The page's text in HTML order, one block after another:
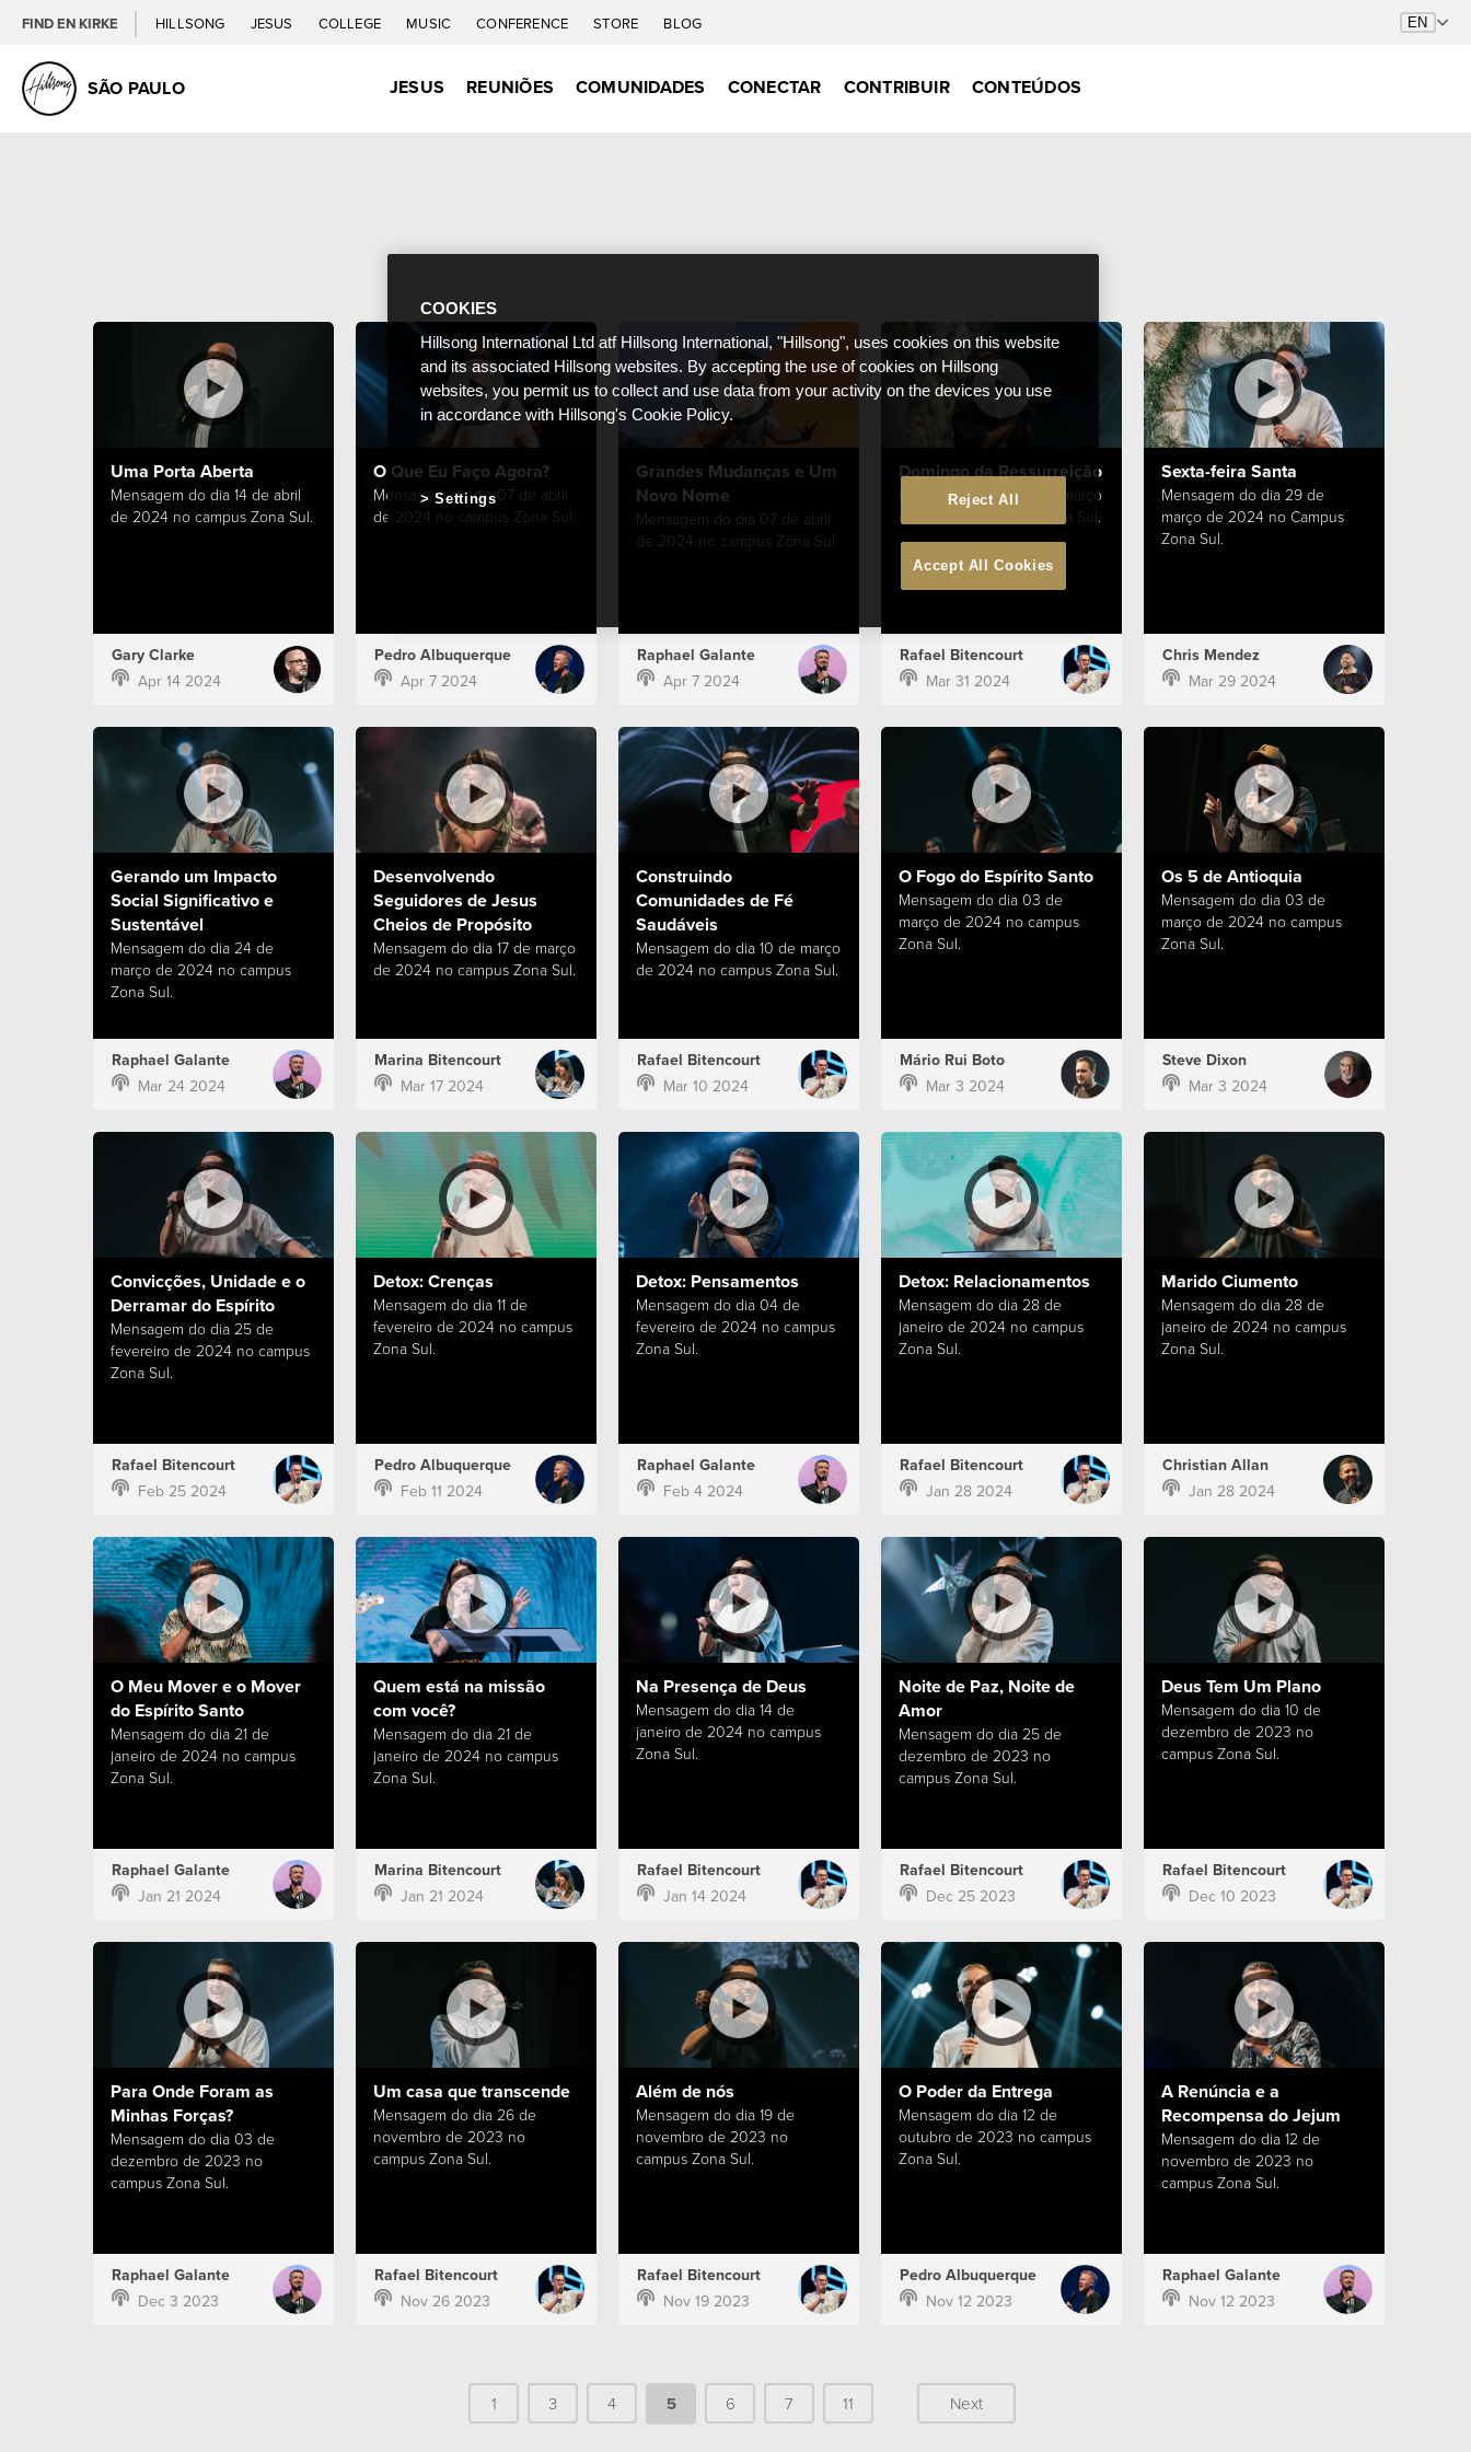
FIND EN KIRKE HILLSONG JESUS COLLEGE MUSIC CONFERENCE STORE BLOG
SÃO PAULO JESUS REUNIÕES COMUNIDADES CONECTAR CONTRIBUIR CONTEÚDOS
Uma Porta Aberta
Mensagem do dia 14 de abril
de 2024 no campus Zona Sul.
Gary Clarke
Apr 14 2024
O Que Eu Faço Agora?
Mensagem do dia 07 de abril
de 2024 no campus Zona Sul.
Pedro Albuquerque
Apr 7 2024
Grandes Mudanças e Um
Novo Nome
Mensagem do dia 07 de abril
de 2024 no campus Zona Sul.
Raphael Galante
Apr 7 2024
Domingo da Ressurreição
Mensagem do dia 31 de março
de 2024 no campus Zona Sul.
Rafael Bitencourt
Mar 31 2024
Sexta-feira Santa
Mensagem do dia 29 de
março de 2024 no Campus
Zona Sul.
Chris Mendez
Mar 29 2024
Gerando um Impacto
Social Significativo e
Sustentável
Mensagem do dia 24 de
março de 2024 no campus
Zona Sul.
Raphael Galante
Mar 24 2024
Desenvolvendo
Seguidores de Jesus
Cheios de Propósito
Mensagem do dia 17 de março
de 2024 no campus Zona Sul.
Marina Bitencourt
Mar 17 2024
Construindo
Comunidades de Fé
Saudáveis
Mensagem do dia 10 de março
de 2024 no campus Zona Sul.
Rafael Bitencourt
Mar 10 2024
O Fogo do Espírito Santo
Mensagem do dia 03 de
março de 2024 no campus
Zona Sul.
Mário Rui Boto
Mar 3 2024
Os 5 de Antioquia
Mensagem do dia 03 de
março de 2024 no campus
Zona Sul.
Steve Dixon
Mar 3 2024
Convicções, Unidade e o
Derramar do Espírito
Mensagem do dia 25 de
fevereiro de 2024 no campus
Zona Sul.
Rafael Bitencourt
Feb 25 2024
Detox: Crenças
Mensagem do dia 11 de
fevereiro de 2024 no campus
Zona Sul.
Pedro Albuquerque
Feb 11 2024
Detox: Pensamentos
Mensagem do dia 04 de
fevereiro de 2024 no campus
Zona Sul.
Raphael Galante
Feb 4 2024
Detox: Relacionamentos
Mensagem do dia 28 de
janeiro de 2024 no campus
Zona Sul.
Rafael Bitencourt
Jan 28 2024
Marido Ciumento
Mensagem do dia 28 de
janeiro de 2024 no campus
Zona Sul.
Christian Allan
Jan 28 2024
O Meu Mover e o Mover
do Espírito Santo
Mensagem do dia 21 de
janeiro de 2024 no campus
Zona Sul.
Raphael Galante
Jan 21 2024
Quem está na missão
com você?
Mensagem do dia 21 de
janeiro de 2024 no campus
Zona Sul.
Marina Bitencourt
Jan 21 2024
Na Presença de Deus
Mensagem do dia 14 de
janeiro de 2024 no campus
Zona Sul.
Rafael Bitencourt
Jan 14 2024
Noite de Paz, Noite de
Amor
Mensagem do dia 25 de
dezembro de 2023 no
campus Zona Sul.
Rafael Bitencourt
Dec 25 2023
Deus Tem Um Plano
Mensagem do dia 10 de
dezembro de 2023 no
campus Zona Sul.
Rafael Bitencourt
Dec 10 2023
Para Onde Foram as
Minhas Forças?
Mensagem do dia 03 de
dezembro de 2023 no
campus Zona Sul.
Raphael Galante
Dec 3 2023
Um casa que transcende
Mensagem do dia 26 de
novembro de 2023 no
campus Zona Sul.
Rafael Bitencourt
Nov 26 2023
Além de nós
Mensagem do dia 19 de
novembro de 2023 no
campus Zona Sul.
Rafael Bitencourt
Nov 19 2023
O Poder da Entrega
Mensagem do dia 12 de
outubro de 2023 no campus
Zona Sul.
Pedro Albuquerque
Nov 12 2023
A Renúncia e a
Recompensa do Jejum
Mensagem do dia 12 de
novembro de 2023 no
campus Zona Sul.
Raphael Galante
Nov 12 2023
1 3 4 5 6 7 11 Next
COOKIES
Hillsong International Ltd atf Hillsong International, "Hillsong", uses cookies on this website
and its associated Hillsong websites. By accepting the use of cookies on Hillsong
websites, you permit us to collect and use data from your activity on the devices you use
in accordance with Hillsong's Cookie Policy.
Reject All
Accept All Cookies
Settings